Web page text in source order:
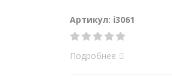
Артикул: i3061
Подробнее